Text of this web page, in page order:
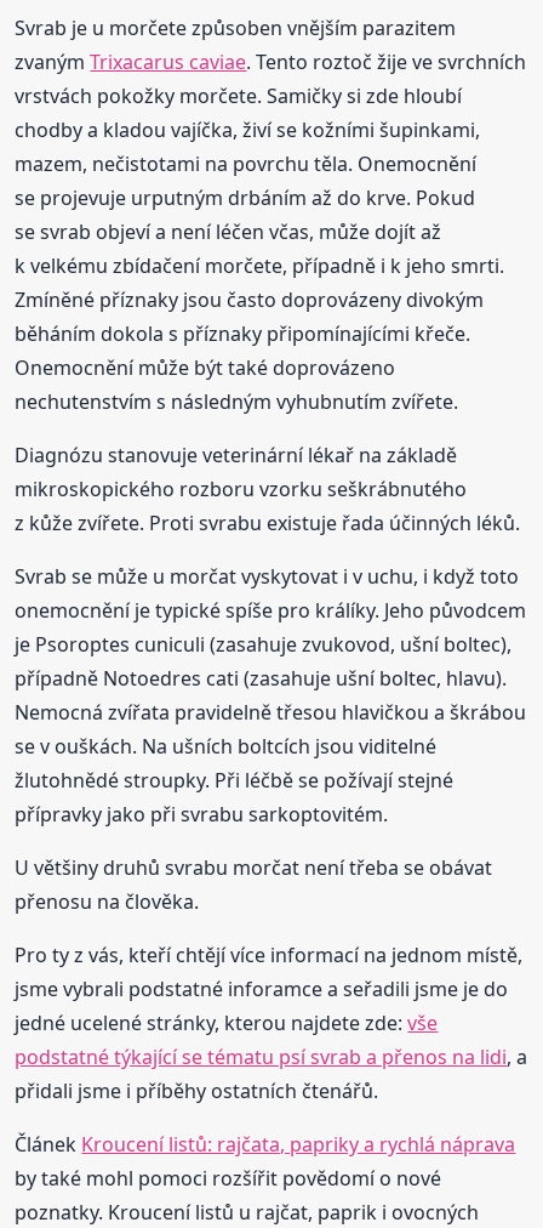
Svrab je u morčete způsoben vnějším parazitem
zvanýmTrixacarus caviae. Tento roztoč žije ve svrchních
vrstvách pokožky morčete. Samičky si zde hloubí
chodby a kladou vajíčka, živí se kožními šupinkami,
mazem, nečistotami na povrchu těla. Onemocnění
se projevuje urputným drbáním až do krve. Pokud
se svrab objeví a není léčen včas, může dojít až
k velkému zbídačení morčete, případně i k jeho smrti.
Zmíněné příznaky jsou často doprovázeny divokým
běháním dokola s příznaky připomínajícími křeče.
Onemocnění může být také doprovázeno
nechutenstvím s následným vyhubnutím zvířete.
Diagnózu stanovuje veterinární lékař na základě
mikroskopického rozboru vzorku seškrábnutého
z kůže zvířete. Proti svrabu existuje řada účinných léků.
Svrab se může u morčat vyskytovat i v uchu, i když toto
onemocnění je typické spíše pro králíky. Jeho původcem
je Psoroptes cuniculi (zasahuje zvukovod, ušní boltec),
případně Notoedres cati (zasahuje ušní boltec, hlavu).
Nemocná zvířata pravidelně třesou hlavičkou a škrábou
se v ouškách. Na ušních boltcích jsou viditelné
žlutohnědé stroupky. Při léčbě se požívají stejné
přípravky jako při svrabu sarkoptovitém.
U většiny druhů svrabu morčat není třeba se obávat
přenosu na člověka.
Pro ty z vás, kteří chtějí více informací na jednom místě,
jsme vybrali podstatné inforamce a seřadili jsme je do
jedné ucelené stránky, kterou najdete zde:vše
podstatné týkající se tématu psí svrab a přenos na lidi, a
přidali jsme i příběhy ostatních čtenářů.
Článek Kroucení listů: rajčata, papriky a rychlá náprava
by také mohl pomoci rozšířit povědomí o nové
poznatky. Kroucení listů u rajčat, paprik i ovocných